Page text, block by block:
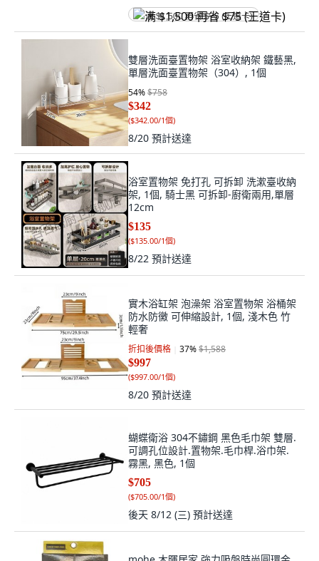
满 $1,500 再省 $75 (王道卡)
雙層洗面臺置物架 浴室收納架 鐵藝黑,
單層洗面臺置物架（304）, 1個
54%$758
$342
($342.00/1個)
8/20 預計送達
浴室置物架 免打孔 可拆卸 洗漱臺收納
架, 1個, 騎士黑 可拆卸-廚衛兩用,單層
12cm
$135
($135.00/1個)
8/22 預計送達
實木浴缸架 泡澡架 浴室置物架 浴桶架
防水防黴 可伸縮設計, 1個, 淺木色 竹
輕奢
折扣後價格 37%$1,588
$997
($997.00/1個)
8/20 預計送達
蝴蝶衛浴 304不鏽鋼 黑色毛巾架 雙層.
可調孔位設計.置物架.毛巾桿.浴巾架.
霧黑, 黑色, 1個
$705
($705.00/1個)
後天 8/12 (三) 預計送達